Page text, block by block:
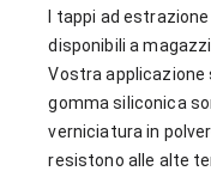
I tappi ad
disponibili a
Vostra applicazione
gomma siliconica
verniciatura in
resistono alle alte